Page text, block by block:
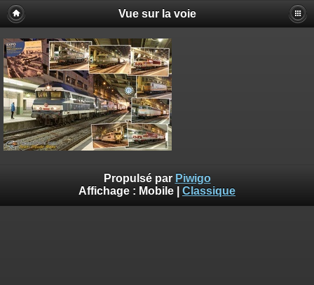
Vue sur la voie
Propulsé par Piwigo
Affichage : Mobile Classique